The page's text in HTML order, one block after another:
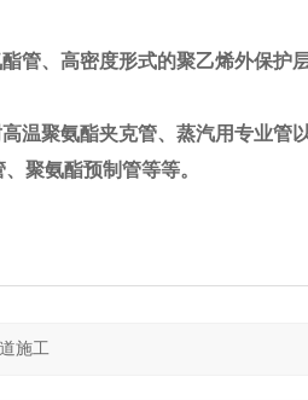
管、高密度形式的聚乙烯外保护
温聚氨酯夹克管、蒸汽用专业管
聚氨酯预制管等等。